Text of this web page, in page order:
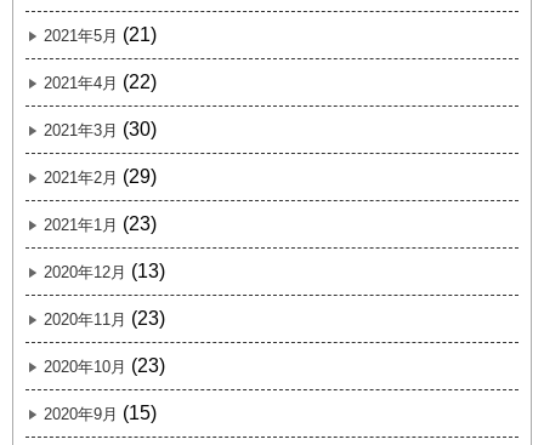
2021年5月 (21)
2021年4月 (22)
2021年3月 (30)
2021年2月 (29)
2021年1月 (23)
2020年12月 (13)
2020年11月 (23)
2020年10月 (23)
2020年9月 (15)